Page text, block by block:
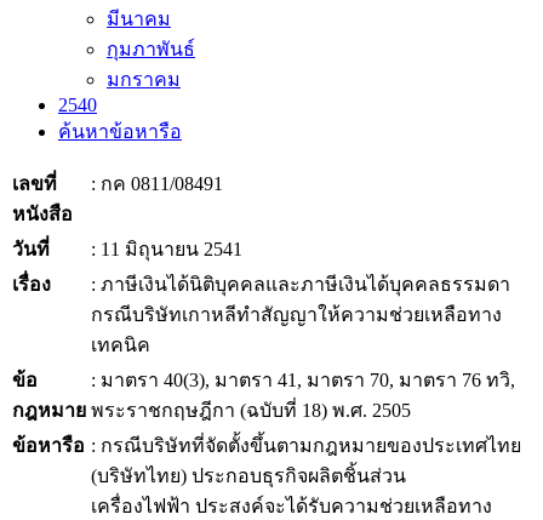
มีนาคม
กุมภาพันธ์
มกราคม
2540
ค้นหาข้อหารือ
เลขที่
หนังสือ
: กค 0811/08491
วันที่
: 11 มิถุนายน 2541
เรื่อง
: ภาษีเงินได้นิติบุคคลและภาษีเงินได้บุคคลธรรมดา
กรณีบริษัทเกาหลีทำสัญญาให้ความช่วยเหลือทาง
เทคนิค
ข้อ
กฎหมาย
: มาตรา 40(3), มาตรา 41, มาตรา 70, มาตรา 76 ทวิ,
พระราชกฤษฎีกา (ฉบับที่ 18) พ.ศ. 2505
ข้อหารือ : กรณีบริษัทที่จัดตั้งขึ้นตามกฎหมายของประเทศไทย
(บริษัทไทย) ประกอบธุรกิจผลิตชิ้นส่วน
เครื่องไฟฟ้า ประสงค์จะได้รับความช่วยเหลือทาง